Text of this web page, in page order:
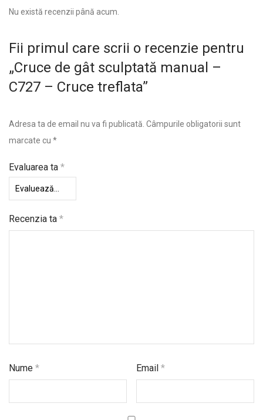
Nu există recenzii până acum.
Fii primul care scrii o recenzie pentru
„Cruce de gât sculptată manual –
C727 – Cruce treflata”
Adresa ta de email nu va fi publicată. Câmpurile obligatorii sunt
marcate cu *
Evaluarea ta *
Recenzia ta *
Nume * Email*